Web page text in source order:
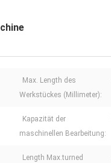
Max. Length des
Werkstückes (Millimeter):
Kapazität der
maschinellen Bearbeitung:
Length Max.turned